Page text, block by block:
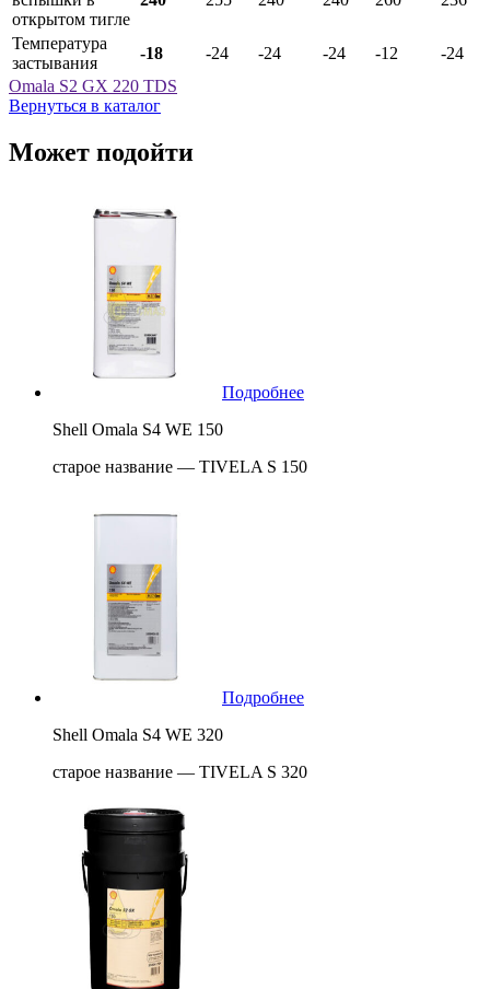
открытом тигле
Температура
застывания
-18 -24 -24 -24 -12
-24
Omala S2 GX 220 TDS
Вернуться в каталог
Может подойти
Подробнее
Shell Omala S4 WE 150
старое название — TIVELA S 150
Подробнее
Shell Omala S4 WE 320
старое название — TIVELA S 320